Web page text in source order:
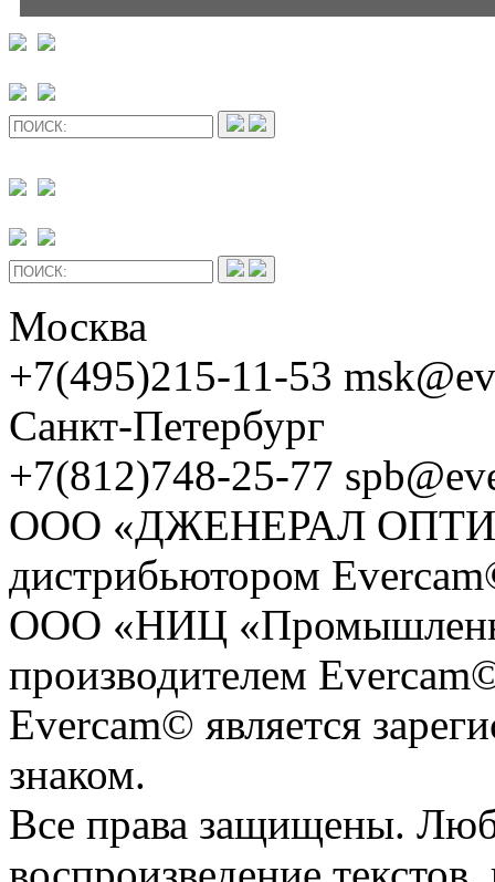
Москва
+7(495)215-11-53
Санкт-Петербург
+7(812)748-25-77
ООО «ДЖЕНЕРАЛ
дистрибьютором
ООО «НИЦ
производителем
Evercam© является
знаком.
Все права защищены.